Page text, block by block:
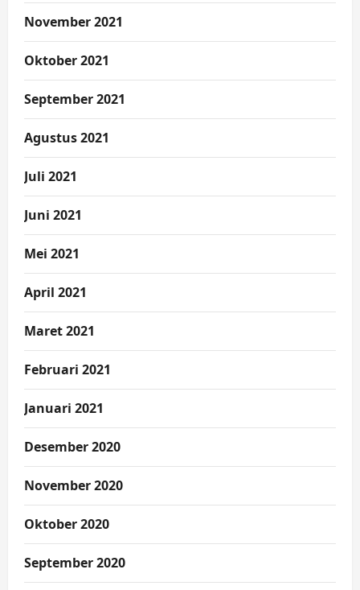
November 2021
Oktober 2021
September 2021
Agustus 2021
Juli 2021
Juni 2021
Mei 2021
April 2021
Maret 2021
Februari 2021
Januari 2021
Desember 2020
November 2020
Oktober 2020
September 2020